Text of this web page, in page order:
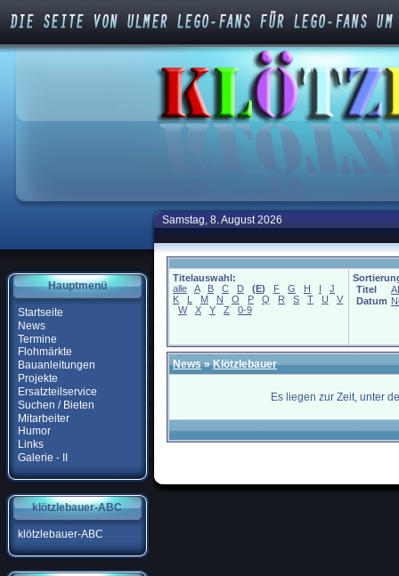
Hauptmenü
Startseite
News
Termine
Flohmärkte
Bauanleitungen
Projekte
Ersatzteilservice
Suchen / Bieten
Mitarbeiter
Humor
Links
Galerie - II
klötzlebauer-ABC
klötzlebauer-ABC
Samstag, 8. August 2026
Titelauswahl:
alle
A B C D (E) F G H I
J
K
L M N O P Q R S T U
V
W
X Y Z 0-9
Titel
Datum
News»Klötzlebauer
Es liegen zur Zeit, unter